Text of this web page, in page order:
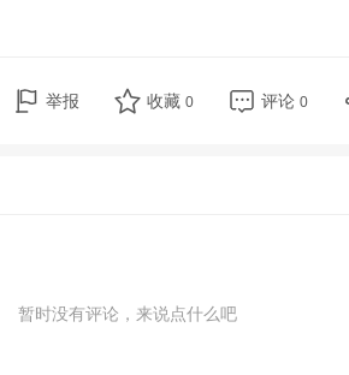
举报 收藏 0 评论 0
暂时没有评论，来说点什么吧